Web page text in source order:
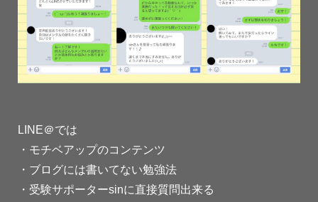
LINE＠では
・モチベアップのコンテンツ
・ブログには書いてない勉強法
・受験サポーターsinに直接質問出来る